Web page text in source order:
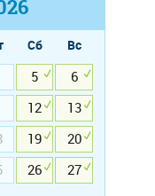
Сб
Вс
5
6
12
13
19
20
26
27